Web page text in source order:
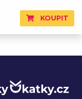
KOUPIT